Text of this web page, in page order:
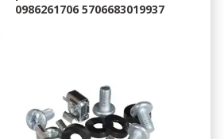
0986261706 5706683019937